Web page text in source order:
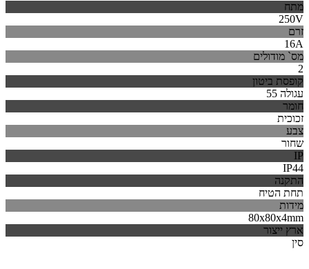
מתח
250V
זרם
16A
מס` מודולים
2
קופסת ביטון
עגולה 55
חומר
זכוכית
צבע
שחור
IP
IP44
התקנה
תחת הטיח
מידות
80x80x4mm
ארץ ייצור
סין